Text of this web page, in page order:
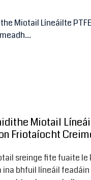
Miotail
Friotaíocht
sreinge fite fuaite le
bhfuil líneáil feadáin